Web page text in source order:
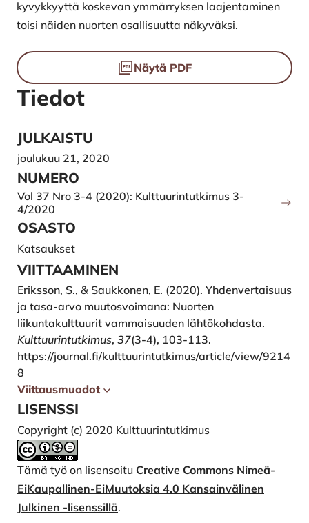
kyvykkyyttä koskevan ymmärryksen laajentaminen
toisi näiden nuorten osallisuutta näkyväksi.
Tiedostot
Näytä PDF
Tiedot
JULKAISTU
joulukuu 21, 2020
NUMERO
Vol 37 Nro 3-4 (2020): Kulttuurintutkimus 3-
4/2020
OSASTO
Katsaukset
VIITTAAMINEN
Eriksson, S., & Saukkonen, E. (2020). Yhdenvertaisuus
ja tasa-arvo muutosvoimana: Nuorten
liikuntakulttuurit vammaisuuden lähtökohdasta.
Kulttuurintutkimus, 37(3-4), 103-113.
https://journal.fi/kulttuurintutkimus/article/view/9214
8
Viittausmuodot
LISENSSI
Copyright (c) 2020 Kulttuurintutkimus
Tämä työ on lisensoitu Creative Commons Nimeä-
EiKaupallinen-EiMuutoksia 4.0 Kansainvälinen
Julkinen -lisenssillä.